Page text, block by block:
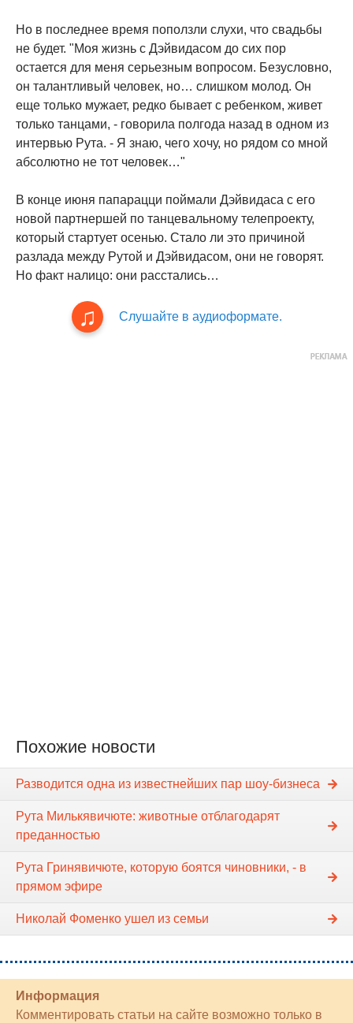
Но в последнее время поползли слухи, что свадьбы
не будет. "Моя жизнь с Дэйвидасом до сих пор
остается для меня серьезным вопросом. Безусловно,
он талантливый человек, но… слишком молод. Он
еще только мужает, редко бывает с ребенком, живет
только танцами, - говорила полгода назад в одном из
интервью Рута. - Я знаю, чего хочу, но рядом со мной
абсолютно не тот человек…"
В конце июня папарацци поймали Дэйвидаса с его
новой партнершей по танцевальному телепроекту,
который стартует осенью. Стало ли это причиной
разлада между Рутой и Дэйвидасом, они не говорят.
Но факт налицо: они расстались…
Слушайте в аудиоформате.
Похожие новости
Разводится одна из известнейших пар шоу-бизнеса
Рута Милькявичюте: животные отблагодарят
преданностью
Рута Гринявичюте, которую боятся чиновники, - в
прямом эфире
Николай Фоменко ушел из семьи
Информация
Комментировать статьи на сайте возможно только в